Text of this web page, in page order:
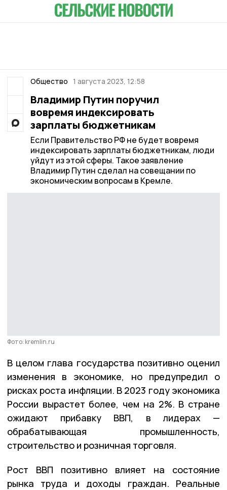
Общество 1 августа 2023, 12:58
Владимир Путин поручил
вовремя индексировать
зарплаты бюджетникам
Если Правительство РФ не будет вовремя
индексировать зарплаты бюджетникам, люди
уйдут из этой сферы. Такое заявление
Владимир Путин сделал на совещании по
экономическим вопросам в Кремле.
Фото: kremlin.ru
В целом глава государства позитивно оценил
изменения в экономике, но предупредил о
рисках роста инфляции. В 2023 году экономика
России вырастет более, чем на 2%. В стране
ожидают прибавку ВВП, в лидерах —
обрабатывающая промышленность,
строительство и розничная торговля.
Рост ВВП позитивно влияет на состояние
рынка труда и доходы граждан. Реальные